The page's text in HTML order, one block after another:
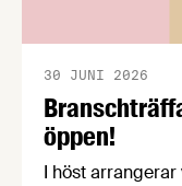
öppen!
30 JUNI 2026
I höst